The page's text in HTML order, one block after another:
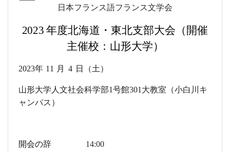
日本フランス語フランス文学会
2023 年度北海道・東北支部大会（開催
主催校：山形大学）
2023年 11 月 4 日（土）
山形大学人文社会科学部1号館301 大教室（小白川キ
ャンパス）
開会の辞 14:00